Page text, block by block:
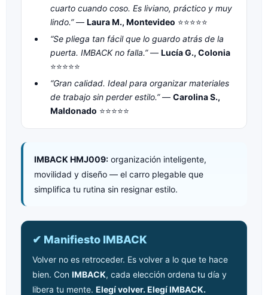
cuarto cuando coso. Es liviano, práctico y muy
lindo.”— Laura M., Montevideo ⭐⭐⭐⭐⭐
“Se pliega tan fácil que lo guardo atrás de la
puerta. IMBACK no falla.”— Lucía G., Colonia
⭐⭐⭐⭐⭐
“Gran calidad. Ideal para organizar materiales
de trabajo sin perder estilo.”— Carolina S.,
Maldonado ⭐⭐⭐⭐⭐
IMBACK HMJ009: organización inteligente,
movilidad y diseño — el carro plegable que
simplifica tu rutina sin resignar estilo.
✔ Manifiesto IMBACK
Volver no es retroceder. Es volver a lo que te hace
bien. Con IMBACK, cada elección ordena tu día y
libera tu mente. Elegí volver. Elegí IMBACK.